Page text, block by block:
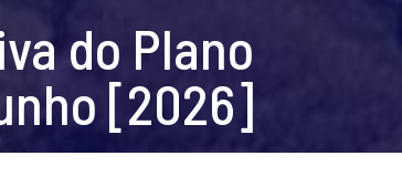
do Plano
[2026]